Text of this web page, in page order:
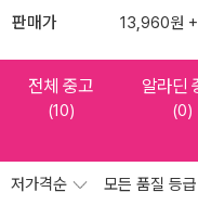
판매가 13,960원
전체 중고
(10)
알라딘
(0)
저가격순 모든 품질 등급